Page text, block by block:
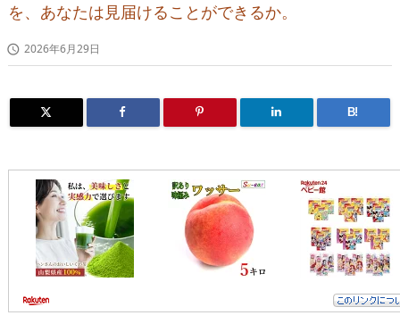
を、あなたは見届けることができるか。
 2026年6月29日
B!